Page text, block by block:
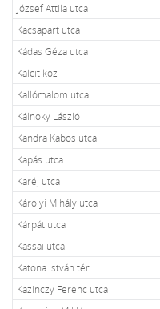
József Attila utca
Kacsapart utca
Kádas Géza utca
Kalcit köz
Kallómalom utca
Kálnoky László
Kandra Kabos utca
Kapás utca
Karéj utca
Károlyi Mihály utca
Kárpát utca
Kassai utca
Katona István tér
Kazinczy Ferenc utca